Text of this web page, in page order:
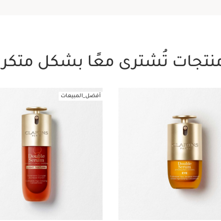
تُشترى معًا بشكل
أفضل_المبيعات